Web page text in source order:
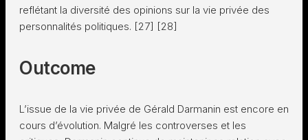
reflétant la diversité des opinions sur la vie privée des
personnalités politiques. [27] [28]
Outcome
L’issue de la vie privée de Gérald Darmanin est encore en
cours d’évolution. Malgré les controverses et les